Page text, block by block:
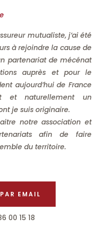
mutualiste, j’ai été
à rejoindre la cause de
partenariat de mécénat
auprès et pour le
aujourd’hui de France
et naturellement un
je suis originaire.
notre association et
afin de faire
du territoire.
EMAIL
00 15 18